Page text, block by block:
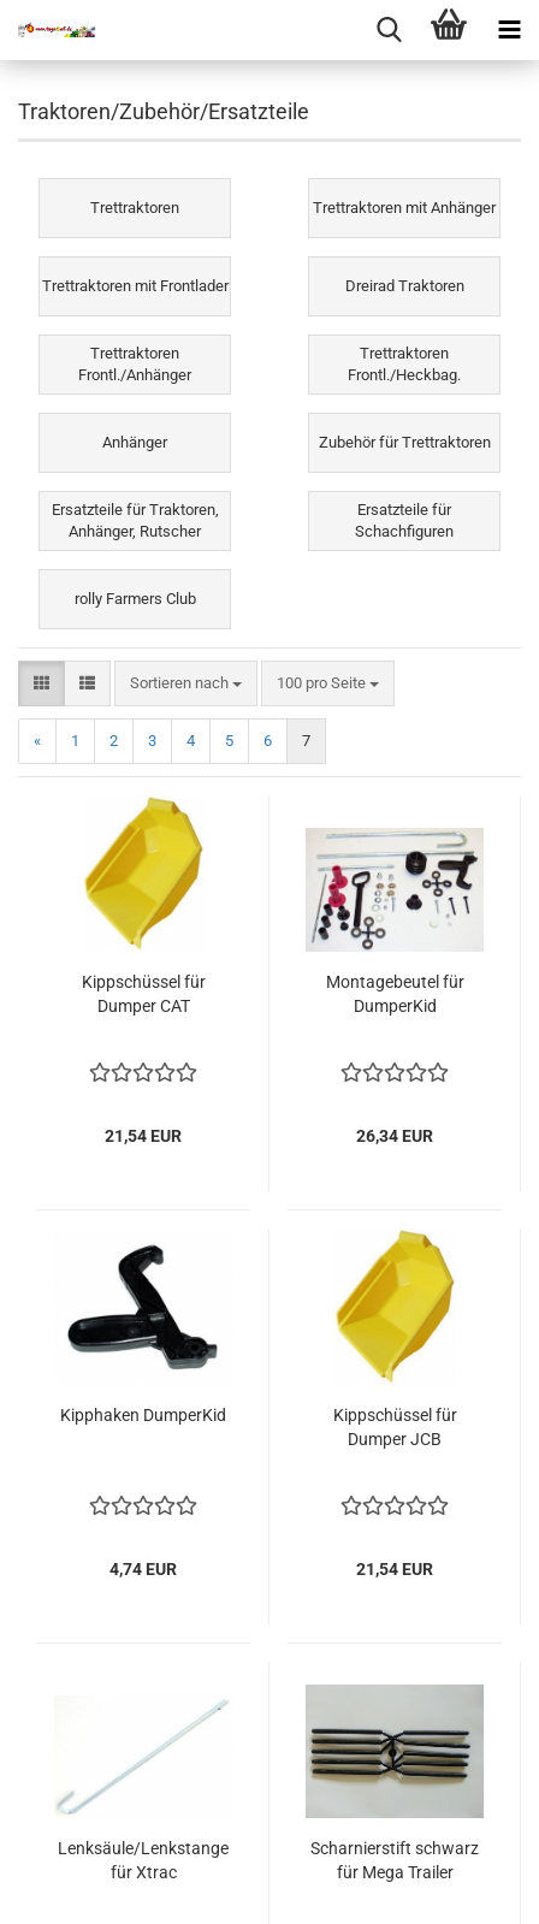
Traktoren/Zubehör/Ersatzteile
Trettraktoren Trettraktoren mit Anhänger
Trettraktoren mit Frontlader Dreirad Traktoren
Trettraktoren
Frontl./Anhänger
Trettraktoren
Frontl./Heckbag.
Anhänger Zubehör für Trettraktoren
Ersatzteile für Traktoren,
Anhänger, Rutscher
Ersatzteile für
Schachfiguren
rolly Farmers Club
Sortieren nach
Sortieren nach 100 pro Seite
pro Seite
« 1 2 3 4 5 6 7
Kippschüssel für
Dumper CAT
21,54 EUR
Montagebeutel für
DumperKid
26,34 EUR
Kipphaken DumperKid
4,74 EUR
Kippschüssel für
Dumper JCB
21,54 EUR
Lenksäule/Lenkstange
für Xtrac
Scharnierstift schwarz
für Mega Trailer